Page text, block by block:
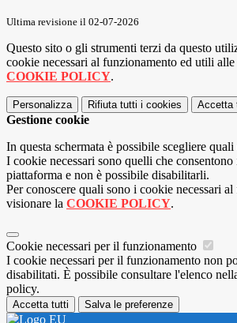
Ultima revisione il 02-07-2026
Questo sito o gli strumenti terzi da questo
cookie necessari al funzionamento ed utili
COOKIE POLICY.
Personalizza Rifiuta tutti i cookies Accetta
Gestione cookie
In questa schermata è possibile scegliere
I cookie necessari sono quelli che
piattaforma e non è possibile disabilitarli.
Per conoscere quali sono i cookie necessari
visionare la COOKIE POLICY.
Cookie necessari per il funzionamento
I cookie necessari per il funzionamento non
disabilitati. È possibile consultare l'elenco
policy.
Accetta tutti Salva le preferenze